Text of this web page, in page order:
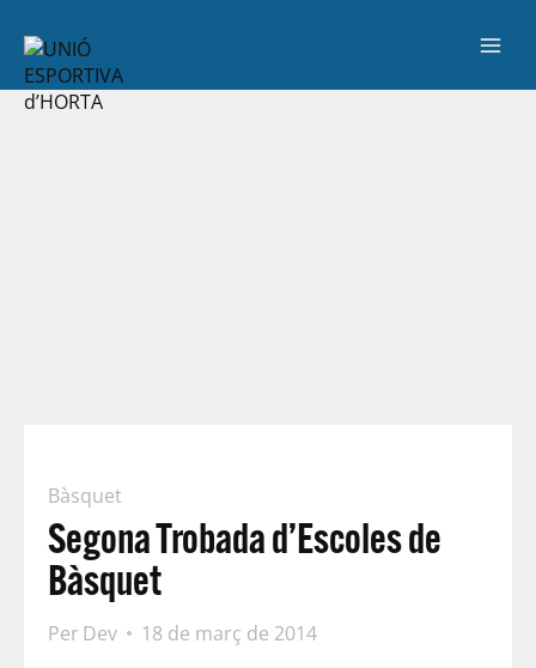
Bàsquet
Segona Trobada d’Escoles de
Bàsquet
Per Dev
18 de març de 2014